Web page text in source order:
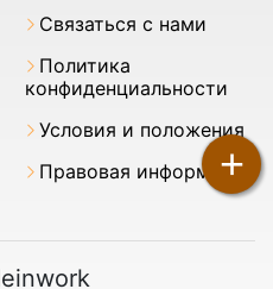
+
Связаться с нами
Политика
конфиденциальности
Условия и положения
Правовая информация